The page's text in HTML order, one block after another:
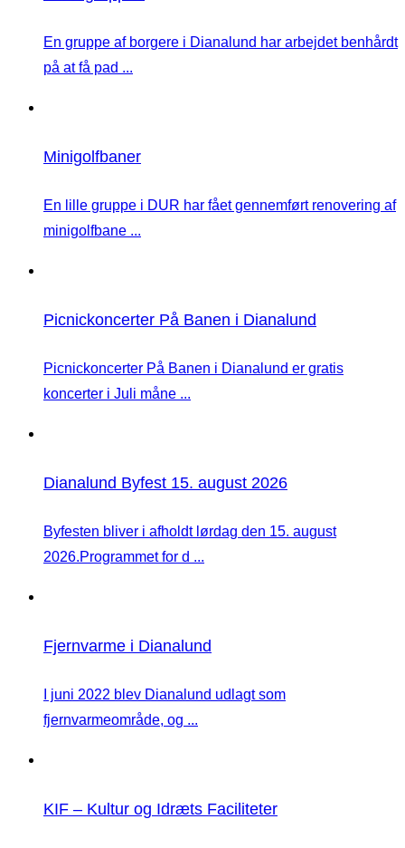
En gruppe af borgere i Dianalund har arbejdet benhårdt
på at få pad ...
Minigolfbaner
En lille gruppe i DUR har fået gennemført renovering af
minigolfbane ...
Picnickoncerter På Banen i Dianalund
Picnickoncerter På Banen i Dianalund er gratis
koncerter i Juli måne ...
Dianalund Byfest 15. august 2026
Byfesten bliver i afholdt lørdag den 15. august
2026.Programmet for d ...
Fjernvarme i Dianalund
I juni 2022 blev Dianalund udlagt som
fjernvarmeområde, og ...
KIF – Kultur og Idræts Faciliteter